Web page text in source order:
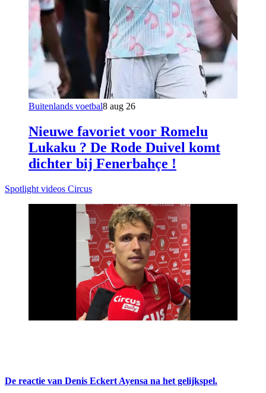
Buitenlands voetbal8 aug 26
Nieuwe favoriet voor Romelu
Lukaku ? De Rode Duivel komt
dichter bij Fenerbahçe !
Spotlight videos Circus
De reactie van Denis Eckert Ayensa na het gelijkspel.